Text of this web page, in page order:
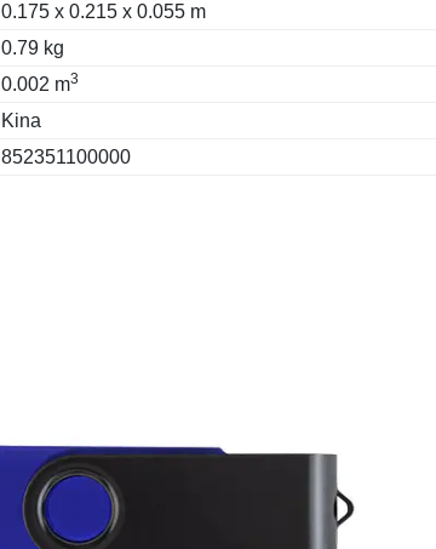
0.175 x 0.215 x 0.055 m
0.79 kg
0.002 m3
Kina
852351100000